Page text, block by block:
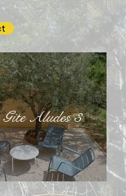
Gite Aludes 3